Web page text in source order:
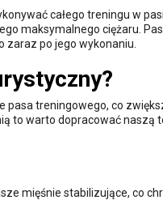
całego treningu w
maksymalnego ciężaru.
po jego wykonaniu.
treningowego, co
to warto dopracować naszą
mięśnie stabilizujące, co